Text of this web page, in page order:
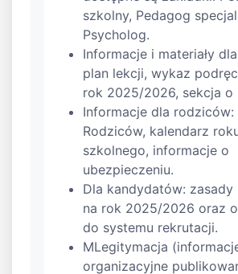
szkolny, Pedagog
Psycholog.
Informacje i materiały
plan lekcji, wykaz
rok 2025/2026, sekcja o
Informacje dla rodziców:
Rodziców, kalendarz
szkolnego, informacje o
ubezpieczeniu.
Dla kandydatów: zasady
na rok 2025/2026 oraz
do systemu rekrutacji.
MLegitymacja
organizacyjne